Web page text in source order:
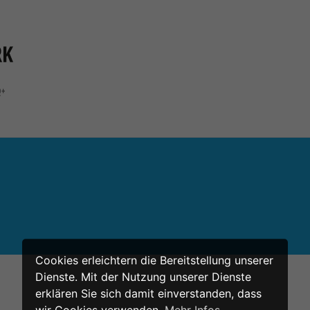
Cookies erleichtern die Bereitstellung unserer
Dienste. Mit der Nutzung unserer Dienste
erklären Sie sich damit einverstanden, dass